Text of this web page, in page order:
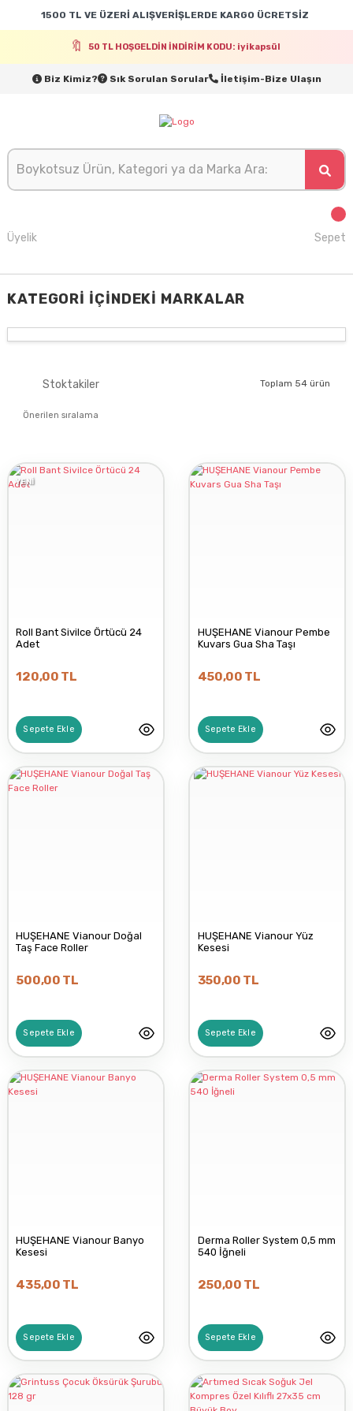
1500 TL VE ÜZERİ ALIŞVERİŞLERDE KARGO ÜCRETSİZ
50 TL HOŞGELDİN İNDİRİM KODU: iyikapsül
Biz Kimiz? Sık Sorulan Sorular İletişim-Bize Ulaşın
Üyelik Sepet
KATEGORI İÇINDEKI MARKALAR
DOLPHIN
ATÖLYE FERİDE
DIRECT NEXUS
BLUEWELL
GAYETTABİ
Stoktakiler Toplam 54 ürün
YENİ
Roll Bant Sivilce Örtücü 24
Adet
120,00 TL
Sepete Ekle
HUŞEHANE Vianour Pembe
Kuvars Gua Sha Taşı
450,00 TL
Sepete Ekle
HUŞEHANE Vianour Doğal
Taş Face Roller
500,00 TL
Sepete Ekle
HUŞEHANE Vianour Yüz
Kesesi
350,00 TL
Sepete Ekle
HUŞEHANE Vianour Banyo
Kesesi
435,00 TL
Sepete Ekle
Derma Roller System 0,5 mm
540 İğneli
250,00 TL
Sepete Ekle